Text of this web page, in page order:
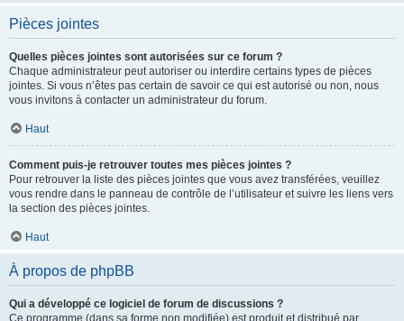
Pièces jointes
Quelles pièces jointes sont autorisées sur ce forum ?
Chaque administrateur peut autoriser ou interdire certains types de pièces
jointes. Si vous n’êtes pas certain de savoir ce qui est autorisé ou non, nous
vous invitons à contacter un administrateur du forum.
Haut
Comment puis-je retrouver toutes mes pièces jointes ?
Pour retrouver la liste des pièces jointes que vous avez transférées, veuillez
vous rendre dans le panneau de contrôle de l’utilisateur et suivre les liens vers
la section des pièces jointes.
Haut
À propos de phpBB
Qui a développé ce logiciel de forum de discussions ?
Ce programme (dans sa forme non modifiée) est produit et distribué par